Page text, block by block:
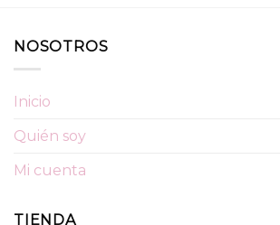
NOSOTROS
Inicio
Quién soy
Mi cuenta
TIENDA